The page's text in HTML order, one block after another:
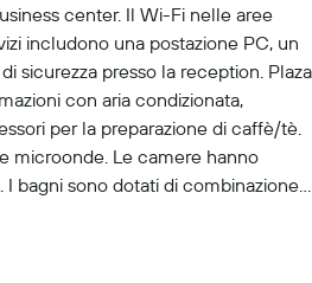
center. Il Wi-Fi nelle aree
includono una postazione PC, un
sicurezza presso la reception. Plaza
con aria condizionata,
per la preparazione di caffè/tè.
microonde. Le camere hanno
I bagni sono dotati di combinazione
business comprendono telefono.
sono incluse nel prezzo